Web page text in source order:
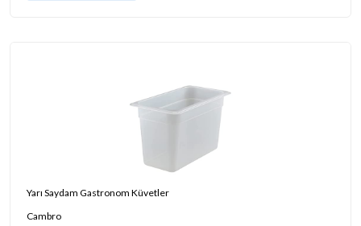
Yarı Saydam Gastronom Küvetler
Cambro